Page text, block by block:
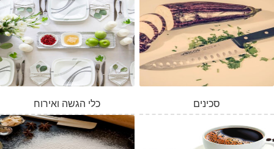
כלי הגשה ואירוח סכינים